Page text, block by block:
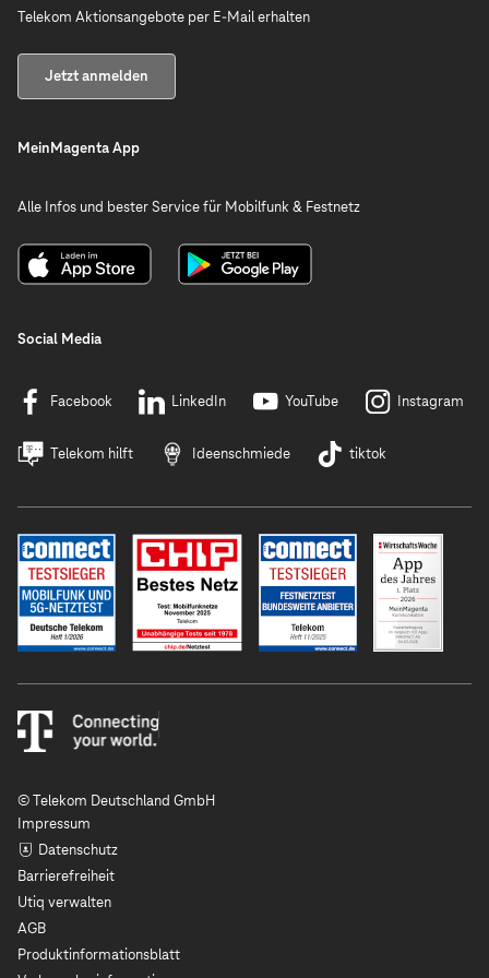
Telekom Aktionsangebote per E-Mail erhalten
Jetzt anmelden
MeinMagenta App
Alle Infos und bester Service für Mobilfunk & Festnetz
Social Media
Facebook LinkedIn YouTube Instagram
Telekom hilft Ideenschmiede tiktok
© Telekom Deutschland GmbH
Impressum
Datenschutz
Barrierefreiheit
Utiq verwalten
AGB
Produktinformationsblatt